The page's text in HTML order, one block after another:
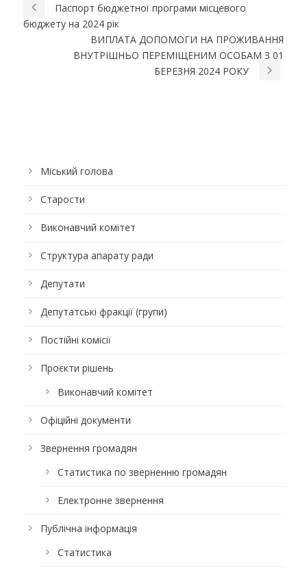
Паспорт бюджетної програми місцевого
бюджету на 2024 рік
ВИПЛАТА ДОПОМОГИ НА ПРОЖИВАННЯ
ВНУТРІШНЬО ПЕРЕМІЩЕНИМ ОСОБАМ З 01
БЕРЕЗНЯ 2024 РОКУ
Міський голова
Старости
Виконавчий комітет
Структура апарату ради
Депутати
Депутатські фракції (групи)
Постійні комісії
Проєкти рішень
Виконавчий комітет
Офіційні документи
Звернення громадян
Статистика по зверненню громадян
Електронне звернення
Публічна інформація
Статистика